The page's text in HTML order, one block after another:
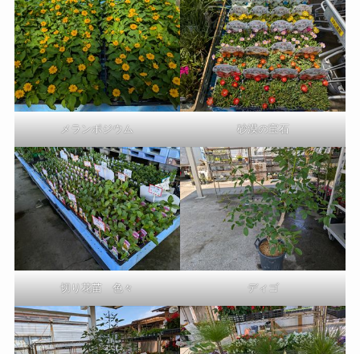
メランポジウム 砂漠の宝石
切り花苗 色々 ディゴ